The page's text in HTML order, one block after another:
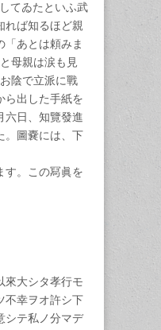
てゐたといふ武
れば知るほど親
「あとは頼みま
母親は涙も見
陰で立派に戰
ら出した手紙を
六日、知覽發進
。圖嚢には、下
す。この冩眞を
來大シタ孝行モ
不幸ヲオ許シ下
シテ私ノ分マデ